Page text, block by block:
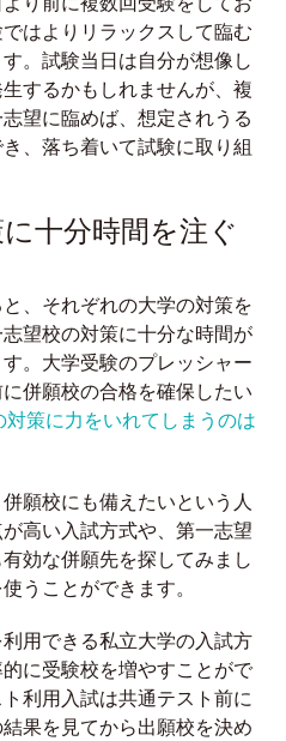
はよりリラックスして臨む
。試験当日は自分が想像し
するかもしれませんが、複
望に臨めば、想定されうる
、落ち着いて試験に取り組
十分時間を注ぐ
、それぞれの大学の対策を
望校の対策に十分な時間が
。大学受験のプレッシャー
併願校の合格を確保したい
対策に力をいれてしまうのは
願校にも備えたいという人
高い入試方式や、第一志望
効な併願先を探してみまし
うことができます。
用できる私立大学の入試方
に受験校を増やすことがで
利用入試は共通テスト前に
果を見てから出願校を決め